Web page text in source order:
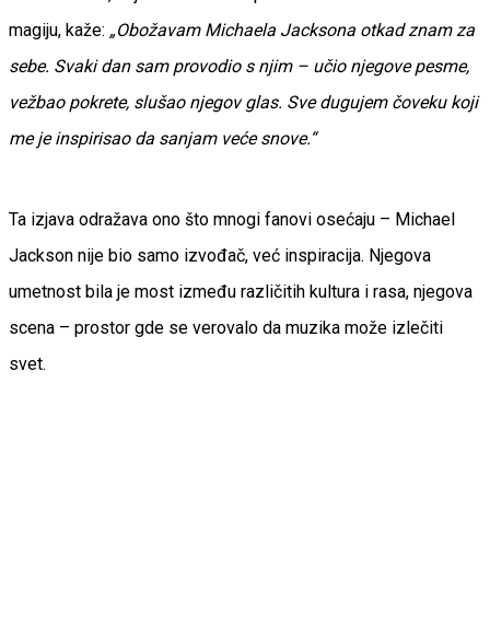
magiju, kaže: „Obožavam Michaela Jacksona otkad znam za
sebe. Svaki dan sam provodio s njim – učio njegove pesme,
vežbao pokrete, slušao njegov glas. Sve dugujem čoveku koji
me je inspirisao da sanjam veće snove.“
Ta izjava odražava ono što mnogi fanovi osećaju – Michael
Jackson nije bio samo izvođač, već inspiracija. Njegova
umetnost bila je most između različitih kultura i rasa, njegova
scena – prostor gde se verovalo da muzika može izlečiti
svet.